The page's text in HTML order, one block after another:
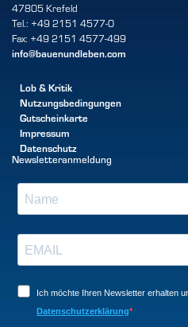
47805 Krefeld
Tel.: +49 2151 4577-0
Fax: +49 2151 4577-499
info@bauenundleben.com
Lob & Kritik
Nutzungsbedingungen
Gutscheinkarte
Impressum
Datenschutz
Newsletteranmeldung
Ich möchte Ihren Newsletter erhalten
Datenschutzerklärung